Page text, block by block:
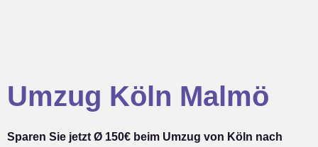
Umzug Köln Malmö
Sparen Sie jetzt Ø 150€ beim Umzug von Köln nach